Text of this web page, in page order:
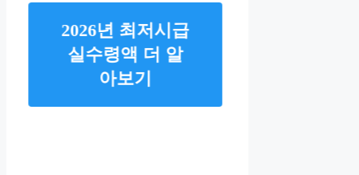
2026년 최저시급
실수령액 더 알
아보기